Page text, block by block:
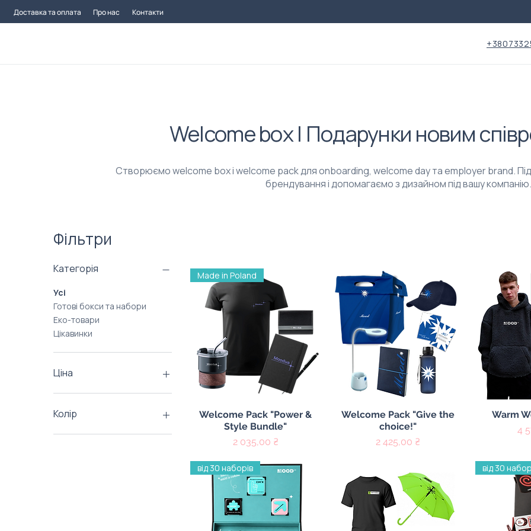
Доставка та оплата Про нас Контакти
Welcome box | Подарунки новим
Створюємо welcome box і welcome pack для onboarding, welcome day та employer brand.
брендування і допомагаємо з дизайном під вашу компанію.
Фільтри
Категорія
Усі
Готові бокси та набори
Еко-товари
Цікавинки
Ціна
Колір Швидкий перегляд
Made in Poland
Welcome Pack "Power &
Style Bundle"
Ціна
2 035,00 ₴
Швидкий перегляд
Welcome Pack "Give the
choice!"
Ціна
2 425,00 ₴
Warm
4
від 30 наборів від 30